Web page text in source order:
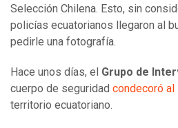
Selección Chilena. Esto, sin
policías ecuatorianos llegaron al
pedirle una fotografía.
Hace unos días, el Grupo de
cuerpo de seguridad condecoró al
territorio ecuatoriano.